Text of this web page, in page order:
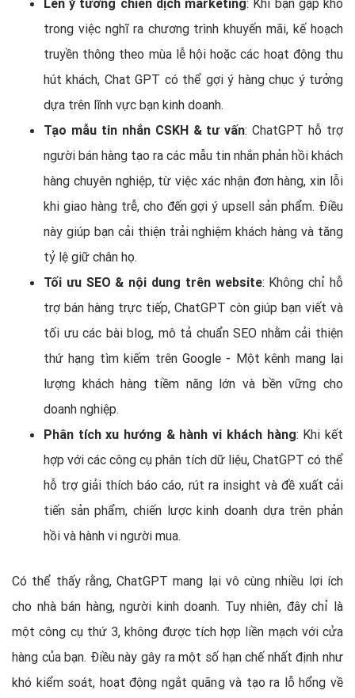
trong việc nghĩ ra chương trình khuyến mãi, kế hoạch
truyền thông theo mùa lễ hội hoặc các hoạt động thu
hút khách, Chat GPT có thể gợi ý hàng chục ý tưởng
dựa trên lĩnh vực bạn kinh doanh.
Tạo mẫu tin nhắn CSKH & tư vấn: ChatGPT hỗ trợ
người bán hàng tạo ra các mẫu tin nhắn phản hồi khách
hàng chuyên nghiệp, từ việc xác nhận đơn hàng, xin lỗi
khi giao hàng trễ, cho đến gợi ý upsell sản phẩm. Điều
này giúp bạn cải thiện trải nghiệm khách hàng và tăng
tỷ lệ giữ chân họ.
Tối ưu SEO & nội dung trên website: Không chỉ hỗ
trợ bán hàng trực tiếp, ChatGPT còn giúp bạn viết và
tối ưu các bài blog, mô tả chuẩn SEO nhằm cải thiện
thứ hạng tìm kiếm trên Google - Một kênh mang lại
lượng khách hàng tiềm năng lớn và bền vững cho
doanh nghiệp.
Phân tích xu hướng & hành vi khách hàng: Khi kết
hợp với các công cụ phân tích dữ liệu, ChatGPT có thể
hỗ trợ giải thích báo cáo, rút ra insight và đề xuất cải
tiến sản phẩm, chiến lược kinh doanh dựa trên phản
hồi và hành vi người mua.
Có thể thấy rằng, ChatGPT mang lại vô cùng nhiều lợi ích
cho nhà bán hàng, người kinh doanh. Tuy nhiên, đây chỉ là
một công cụ thứ 3, không được tích hợp liền mạch với cửa
hàng của bạn. Điều này gây ra một số hạn chế nhất định như
khó kiểm soát, hoạt động ngắt quãng và tạo ra lỗ hổng về